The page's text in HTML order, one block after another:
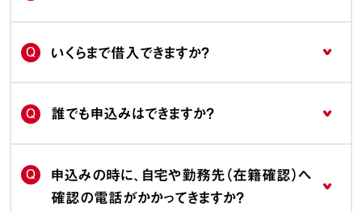
Q いくらまで借入できますか？
Q 誰でも申込みはできますか？
Q
申込みの時に、自宅や勤務先（在籍確認）へ
確認の電話がかかってきますか？